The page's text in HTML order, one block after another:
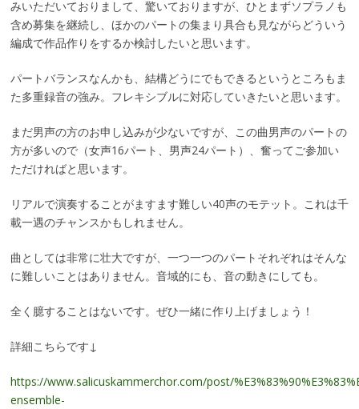
みいただいておりまして、驚いておりますが、ひとまずソプラノも
含め募集を継続し、ほかのパートの集まり具合も見ながらどういう
編成で作品作りをするか検討したいと思います。
パートバランスなんかも、結構どうにでもできるというところもま
た多重録音の強み。フレキシブルに対応していきたいと思います。
まだ男声の方のお申し込みが少ないですが、この曲男声のパートの
方が多いので（女声16パート、男声24パート）、奮ってご参加い
ただければと思います。
リアルで演奏することがますます難しい40声のモテット。これは千
載一遇のチャンスかもしれません。
曲としては非常に壮大ですが、一つ一つのパートそれぞれはそんな
に難しいことはありません。音域的にも、音の動きにしても。
全く臆することはないです。ぜひ一緒に作り上げましょう！
詳細こちらです↓
https://www.salicuskammerchor.com/post/
ensemble-